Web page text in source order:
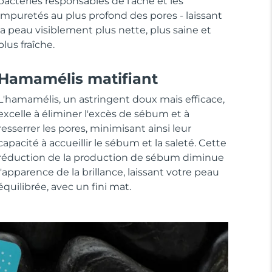
au plus profond des pores - laissant
peau visiblement plus nette, plus saine et
fraîche.
matifiant
un astringent doux mais efficace,
à éliminer l'excès de sébum et à
les pores, minimisant ainsi leur
à accueillir le sébum et la saleté. Cette
de la production de sébum diminue
de la brillance, laissant votre peau
avec un fini mat.